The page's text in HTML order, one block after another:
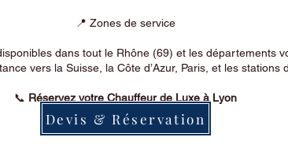
📍 Zones de service
dans tout le Rhône (69) et les départements
vers la Suisse, la Côte d’Azur, Paris, et les stations
📞 Réservez votre Chauffeur de Luxe à Lyon
Devis & Réservation